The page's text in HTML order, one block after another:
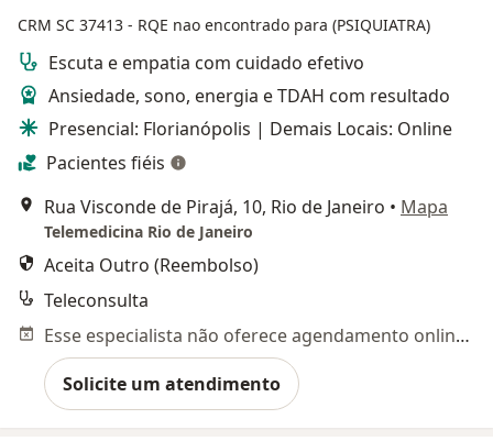
CRM SC 37413 - RQE nao encontrado para (PSIQUIATRA)
Escuta e empatia com cuidado efetivo
Ansiedade, sono, energia e TDAH com resultado
Presencial: Florianópolis | Demais Locais: Online
Pacientes fiéis
Rua Visconde de Pirajá, 10, Rio de Janeiro • Mapa
Telemedicina Rio de Janeiro
Aceita Outro (Reembolso)
Teleconsulta
Esse especialista não oferece agendamento online para esse endereço.
Solicite um atendimento